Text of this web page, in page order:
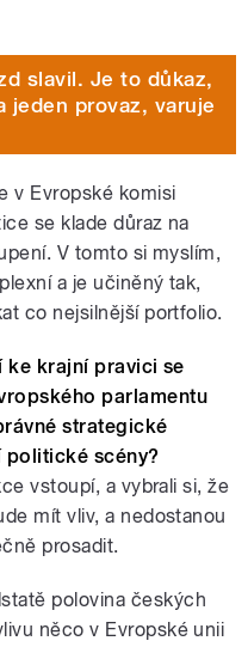
slavil. Je to důkaz,
jeden provaz, varuje
v Evropské komisi
se klade důraz na
V tomto si myslím,
a je učiněný tak,
co nejsilnější portfolio.
ke krajní pravici se
parlamentu
strategické
politické scény?
vstoupí, a vybrali si, že
mít vliv, a nedostanou
prosadit.
polovina českých
něco v Evropské unii